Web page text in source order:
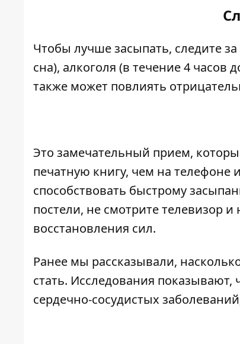
Чтобы лучше засыпать, следите
сна), алкоголя (в течение 4
также может повлиять
Это замечательный прием,
печатную книгу, чем на телефоне
способствовать быстрому
постели, не смотрите телевизор
восстановления сил.
Ранее мы рассказывали,
стать. Исследования показывают,
сердечно-сосудистых